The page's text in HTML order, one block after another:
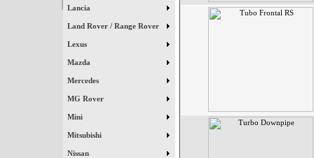
Lancia
Land Rover / Range Rover
Lexus
Mazda
Mercedes
MG Rover
Mini
Mitsubishi
Nissan